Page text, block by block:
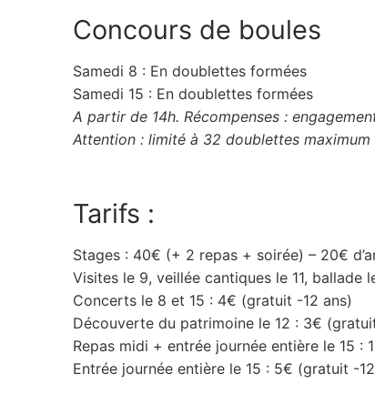
Concours de boules
Samedi 8 : En doublettes formées
Samedi 15 : En doublettes formées
A partir de 14h. Récompenses :
Attention : limité à 32 doublettes maximum
Tarifs :
Stages : 40€ (+ 2 repas + soirée) – 20€
Visites le 9, veillée cantiques le 11, ballade
Concerts le 8 et 15 : 4€ (gratuit -12 ans)
Découverte du patrimoine le 12 : 3€
Repas midi + entrée journée entière le 15 :
Entrée journée entière le 15 : 5€ (gratuit -